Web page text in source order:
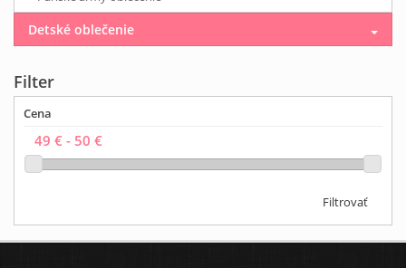
Detské oblečenie
Filter
Cena
Filtrovať